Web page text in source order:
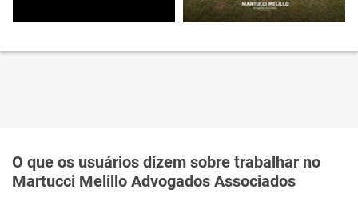
O que os usuários dizem sobre trabalhar no
Martucci Melillo Advogados Associados